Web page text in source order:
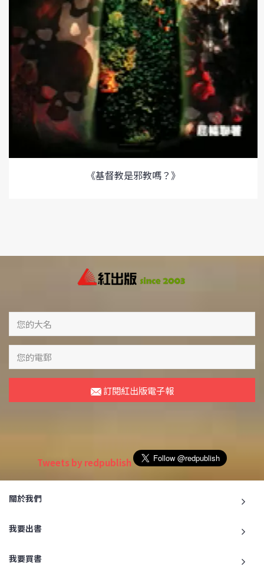
《基督教是邪教嗎？》
訂閱紅出版電子報
Tweets by redpublish
關於我們
我要出書
我要買書